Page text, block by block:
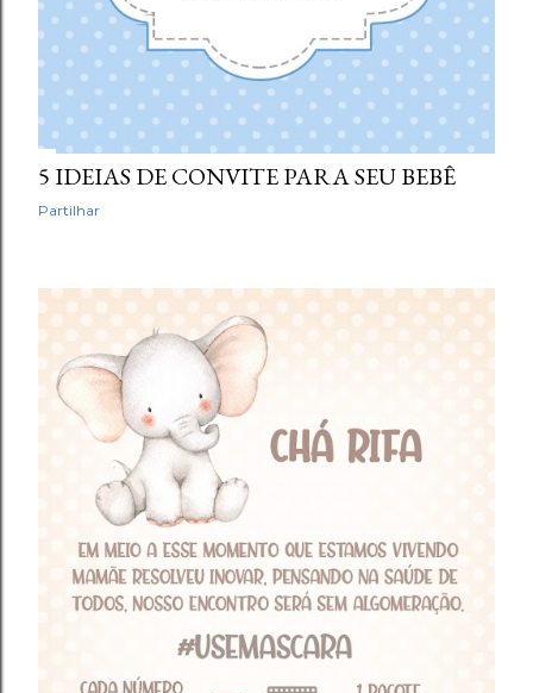
5 IDEIAS DE CONVITE PARA SEU BEBÊ
Partilhar